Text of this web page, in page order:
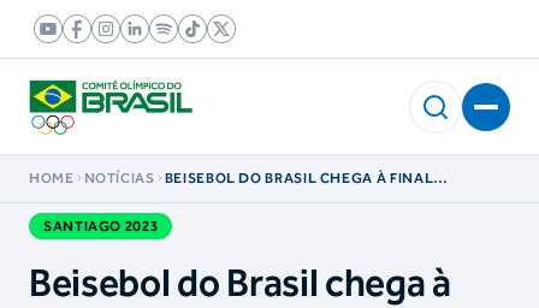
HOME NOTÍCIAS
BEISEBOL DO BRASIL CHEGA À FINAL
SOBRE POTÊNCIAS DA MODALIDADE
SANTIAGO 2023
Beisebol do Brasil chega à